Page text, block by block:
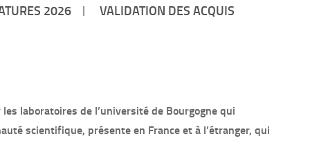
2026 VALIDATION DES ACQUIS
laboratoires de l’université de Bourgogne qui
scientifique, présente en France et à l’étranger, qui